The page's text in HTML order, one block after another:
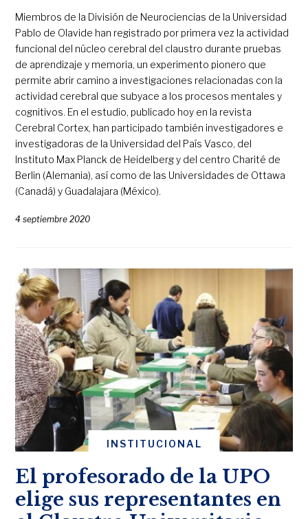
Miembros de la División de Neurociencias de la Universidad
Pablo de Olavide han registrado por primera vez la actividad
funcional del núcleo cerebral del claustro durante pruebas
de aprendizaje y memoria, un experimento pionero que
permite abrir camino a investigaciones relacionadas con la
actividad cerebral que subyace a los procesos mentales y
cognitivos. En el estudio, publicado hoy en la revista
Cerebral Cortex, han participado también investigadores e
investigadoras de la Universidad del País Vasco, del
Instituto Max Planck de Heidelberg y del centro Charité de
Berlin (Alemania), así como de las Universidades de Ottawa
(Canadá) y Guadalajara (México).
4 septiembre 2020
INSTITUCIONAL
El profesorado de la UPO
elige sus representantes en